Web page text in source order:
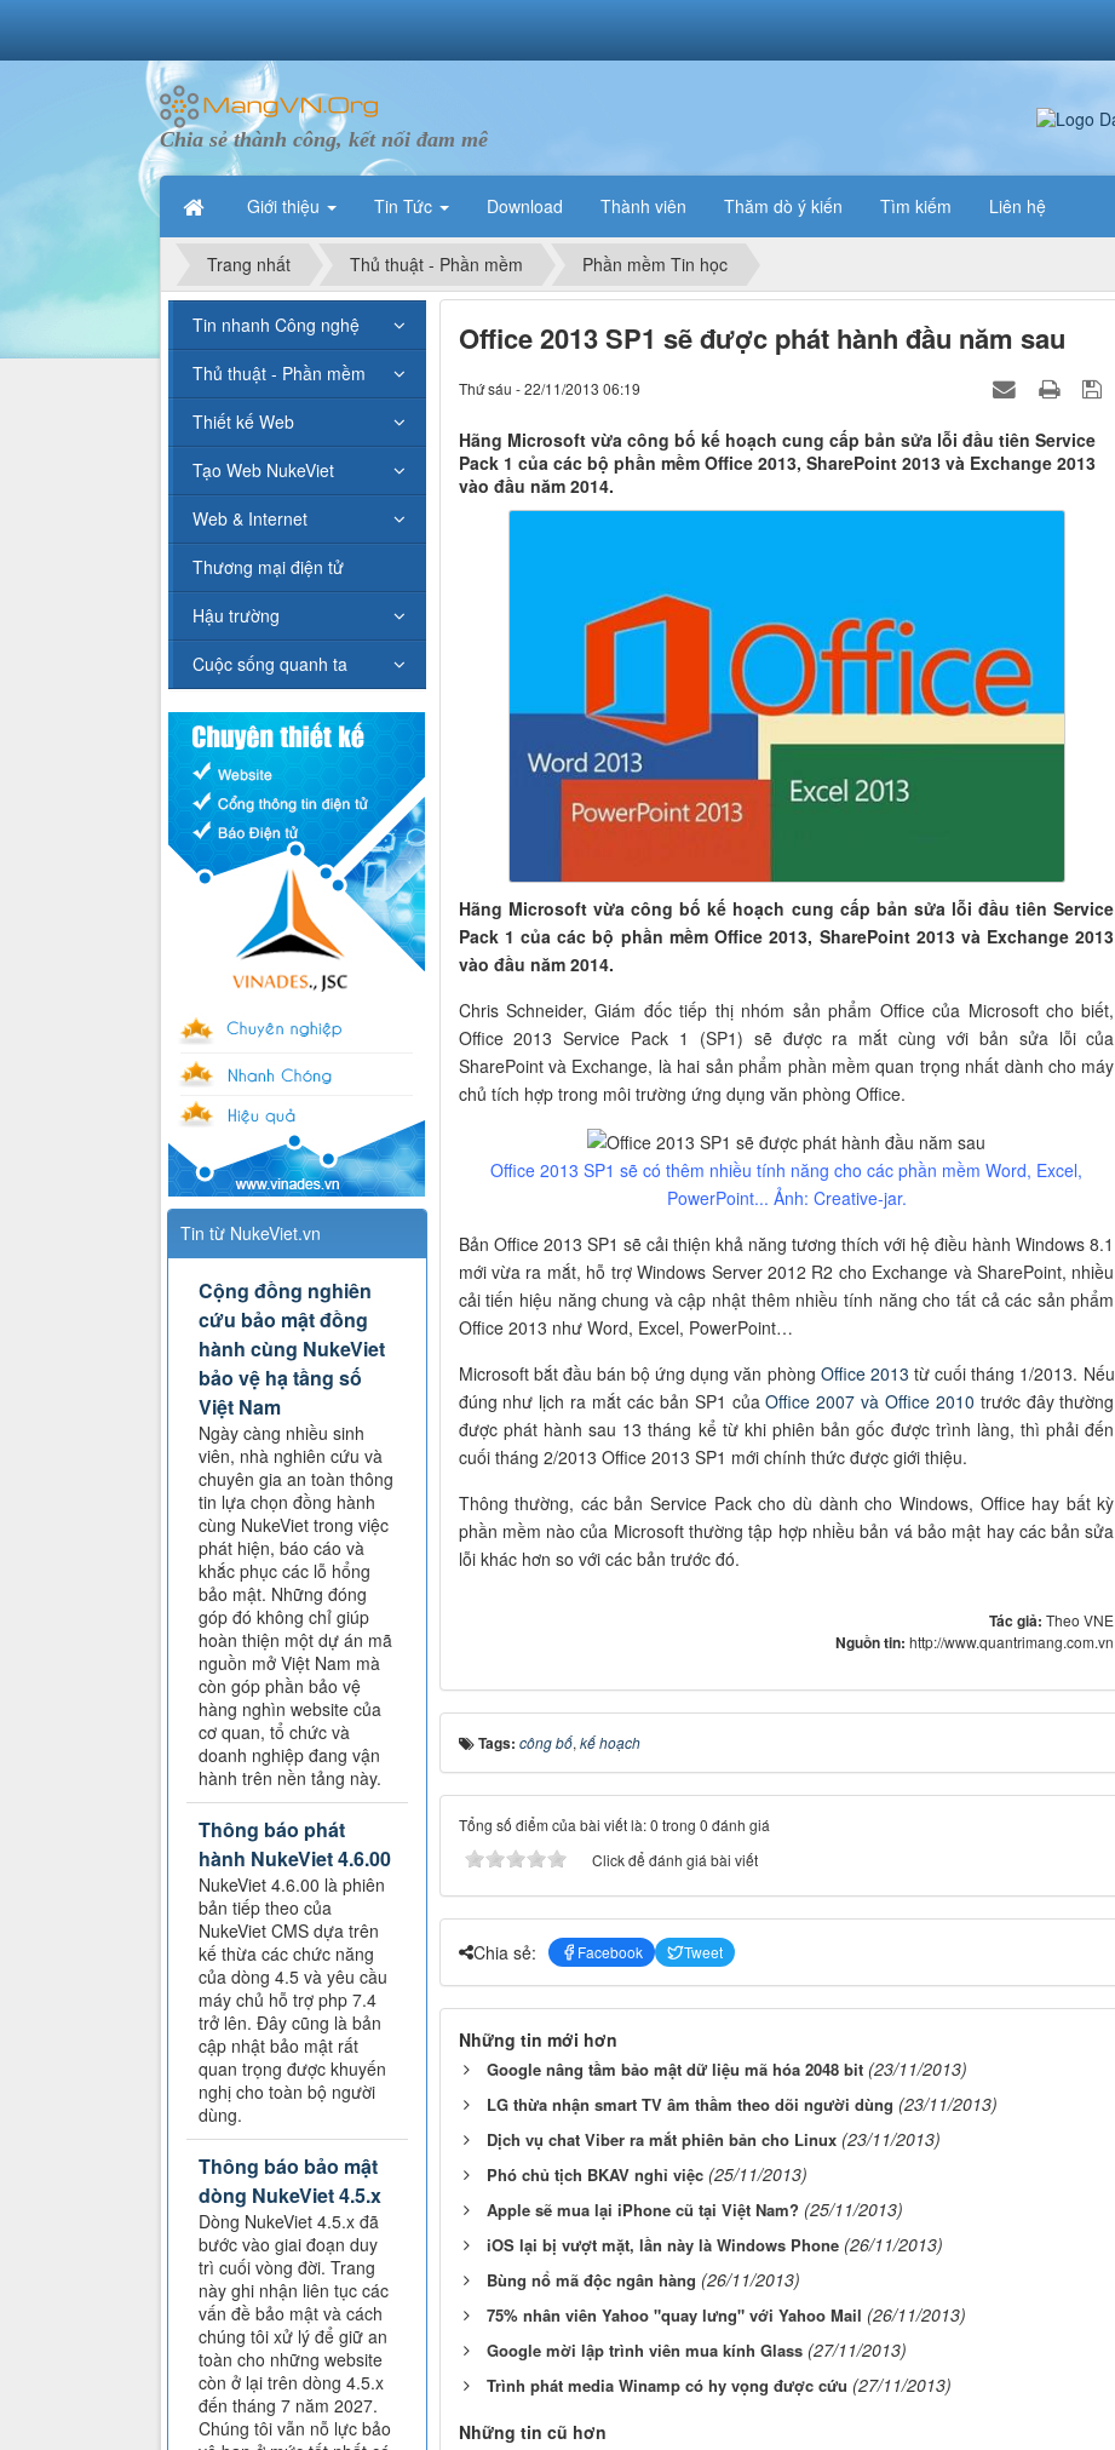
Chia sẻ thành công, kết nối đam mê
Giới thiệu Tin Tức Download Thành viên Thăm dò ý kiến Tìm kiếm Liên hệ
Trang nhất Thủ thuật - Phần mềm Phần mềm Tin học
Office 2013 SP1 sẽ được phát hành đầu năm sau
Thứ sáu - 22/11/2013 06:19
Hãng Microsoft vừa công bố kế hoạch cung cấp bản sửa lỗi đầu tiên Service
Pack 1 của các bộ phần mềm Office 2013, SharePoint 2013 và Exchange 2013
vào đầu năm 2014.
Hãng Microsoft vừa công bố kế hoạch cung cấp bản sửa lỗi đầu tiên Service
Pack 1 của các bộ phần mềm Office 2013, SharePoint 2013 và Exchange 2013
vào đầu năm 2014.
Chris Schneider, Giám đốc tiếp thị nhóm sản phẩm Office của Microsoft cho biết,
Office 2013 Service Pack 1 (SP1) sẽ được ra mắt cùng với bản sửa lỗi của
SharePoint và Exchange, là hai sản phẩm phần mềm quan trọng nhất dành cho máy
chủ tích hợp trong môi trường ứng dụng văn phòng Office.
Office 2013 SP1 sẽ có thêm nhiều tính năng cho các phần mềm Word, Excel,
PowerPoint... Ảnh: Creative-jar.
Bản Office 2013 SP1 sẽ cải thiện khả năng tương thích với hệ điều hành Windows 8.1
mới vừa ra mắt, hỗ trợ Windows Server 2012 R2 cho Exchange và SharePoint, nhiều
cải tiến hiệu năng chung và cập nhật thêm nhiều tính năng cho tất cả các sản phẩm
Office 2013 như Word, Excel, PowerPoint…
Microsoft bắt đầu bán bộ ứng dụng văn phòng Office 2013 từ cuối tháng 1/2013. Nếu
đúng như lịch ra mắt các bản SP1 củaOffice 2007 và Office 2010 trước đây thường
được phát hành sau 13 tháng kể từ khi phiên bản gốc được trình làng, thì phải đến
cuối tháng 2/2013 Office 2013 SP1 mới chính thức được giới thiệu.
Thông thường, các bản Service Pack cho dù dành cho Windows, Office hay bất kỳ
phần mềm nào của Microsoft thường tập hợp nhiều bản vá bảo mật hay các bản sửa
lỗi khác hơn so với các bản trước đó.
Tác giả:Theo VNE
Nguồn tin:http://www.quantrimang.com.vn
Tags: công bố, kế hoạch
Tổng số điểm của bài viết là: 0 trong 0 đánh giá
Click để đánh giá bài viết
Chia sẻ: Facebook Tweet
Những tin mới hơn
Google nâng tầm bảo mật dữ liệu mã hóa 2048 bit (23/11/2013)
LG thừa nhận smart TV âm thầm theo dõi người dùng (23/11/2013)
Dịch vụ chat Viber ra mắt phiên bản cho Linux (23/11/2013)
Phó chủ tịch BKAV nghỉ việc (25/11/2013)
Apple sẽ mua lại iPhone cũ tại Việt Nam? (25/11/2013)
iOS lại bị vượt mặt, lần này là Windows Phone (26/11/2013)
Bùng nổ mã độc ngân hàng (26/11/2013)
75% nhân viên Yahoo "quay lưng" với Yahoo Mail (26/11/2013)
Google mời lập trình viên mua kính Glass (27/11/2013)
Trình phát media Winamp có hy vọng được cứu (27/11/2013)
Những tin cũ hơn
Tin nhanh Công nghệ
Thủ thuật - Phần mềm
Thiết kế Web
Tạo Web NukeViet
Web & Internet
Thương mại điện tử
Hậu trường
Cuộc sống quanh ta
Tin từ NukeViet.vn
Cộng đồng nghiên
cứu bảo mật đồng
hành cùng NukeViet
bảo vệ hạ tầng số
Việt Nam
Ngày càng nhiều sinh
viên, nhà nghiên cứu và
chuyên gia an toàn thông
tin lựa chọn đồng hành
cùng NukeViet trong việc
phát hiện, báo cáo và
khắc phục các lỗ hổng
bảo mật. Những đóng
góp đó không chỉ giúp
hoàn thiện một dự án mã
nguồn mở Việt Nam mà
còn góp phần bảo vệ
hàng nghìn website của
cơ quan, tổ chức và
doanh nghiệp đang vận
hành trên nền tảng này.
Thông báo phát
hành NukeViet 4.6.00
NukeViet 4.6.00 là phiên
bản tiếp theo của
NukeViet CMS dựa trên
kế thừa các chức năng
của dòng 4.5 và yêu cầu
máy chủ hỗ trợ php 7.4
trở lên. Đây cũng là bản
cập nhật bảo mật rất
quan trọng được khuyến
nghị cho toàn bộ người
dùng.
Thông báo bảo mật
dòng NukeViet 4.5.x
Dòng NukeViet 4.5.x đã
bước vào giai đoạn duy
trì cuối vòng đời. Trang
này ghi nhận liên tục các
vấn đề bảo mật và cách
chúng tôi xử lý để giữ an
toàn cho những website
còn ở lại trên dòng 4.5.x
đến tháng 7 năm 2027.
Chúng tôi vẫn nỗ lực bảo